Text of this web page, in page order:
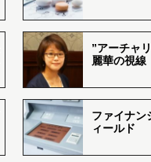
”アーチャ
麗華の視線
ファイナン
ィールド